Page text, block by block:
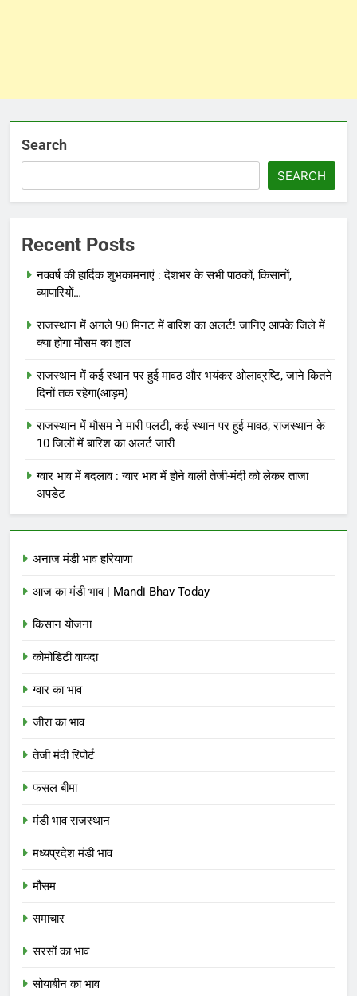
Search
SEARCH
Recent Posts
नववर्ष की हार्दिक शुभकामनाएं : देशभर के सभी पाठकों, किसानों,
व्यापारियों…
राजस्थान में अगले 90 मिनट में बारिश का अलर्ट! जानिए आपके जिले में
क्या होगा मौसम का हाल
राजस्थान में कई स्थान पर हुई मावठ और भयंकर ओलाव्रष्टि, जाने कितने
दिनों तक रहेगा(आड़म)
राजस्थान में मौसम ने मारी पलटी, कई स्थान पर हुई मावठ, राजस्थान के
10 जिलों में बारिश का अलर्ट जारी
ग्वार भाव में बदलाव : ग्वार भाव में होने वाली तेजी-मंदी को लेकर ताजा
अपडेट
अनाज मंडी भाव हरियाणा
आज का मंडी भाव | Mandi Bhav Today
किसान योजना
कोमोडिटी वायदा
ग्वार का भाव
जीरा का भाव
तेजी मंदी रिपोर्ट
फसल बीमा
मंडी भाव राजस्थान
मध्यप्रदेश मंडी भाव
मौसम
समाचार
सरसों का भाव
सोयाबीन का भाव